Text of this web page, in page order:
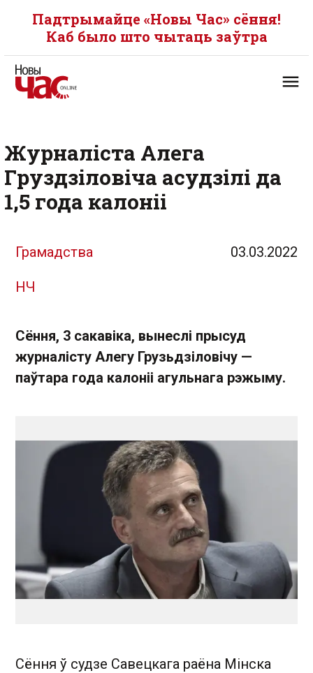
Падтрымайце «Новы Час» сёння!
Каб было што чытаць заўтра
Журналіста Алега
Груздзіловіча асудзілі да
1,5 года калоніі
Грамадства 03.03.2022
НЧ
Сёння, 3 сакавіка, вынеслі прысуд
журналісту Алегу Грузьдзіловічу —
паўтара года калоніі агульнага рэжыму.
Сёння ў судзе Савецкага раёна Мінска